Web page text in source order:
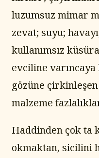
luzumsuz mimar
zevat; suyu;
kullanımsız
evciline
gözüne
malzeme
Haddinden çok ta
okmaktan, sicilini